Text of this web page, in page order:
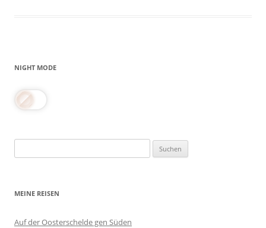
NIGHT MODE
nach:
MEINE REISEN
Auf der Oosterschelde gen Süden